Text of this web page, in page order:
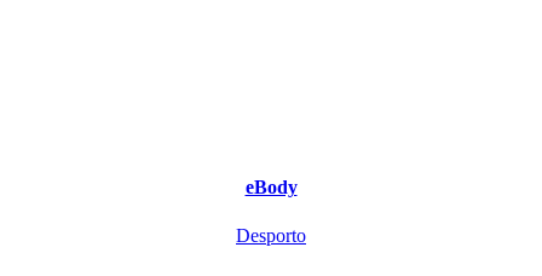
eBody
Desporto